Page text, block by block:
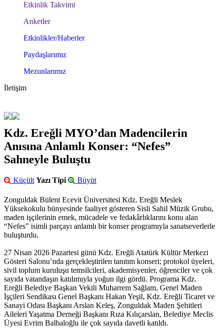
Etkinlik Takvimi
Anketler
Etkinlikler/Haberler
Paydaşlarımız
Mezunlarımız
İletişim
Kdz. Ereğli MYO’dan Madencilerin
Anısına Anlamlı Konser: “Nefes”
Sahneyle Buluştu
Küçült Yazı Tipi Büyüt
Zonguldak Bülent Ecevit Üniversitesi Kdz. Ereğli Meslek
Yüksekokulu bünyesinde faaliyet gösteren Sisli Sahil Müzik Grubu,
maden işçilerinin emek, mücadele ve fedakârlıklarını konu alan
“Nefes” isimli parçayı anlamlı bir konser programıyla sanatseverlerle
buluşturdu.
27 Nisan 2026 Pazartesi günü Kdz. Ereğli Atatürk Kültür Merkezi
Gösteri Salonu’nda gerçekleştirilen tanıtım konseri; protokol üyeleri,
sivil toplum kuruluşu temsilcileri, akademisyenler, öğrenciler ve çok
sayıda vatandaşın katılımıyla yoğun ilgi gördü. Programa Kdz.
Ereğli Belediye Başkan Vekili Muharrem Sağlam, Genel Maden
İşçileri Sendikası Genel Başkanı Hakan Yeşil, Kdz. Ereğli Ticaret ve
Sanayi Odası Başkanı Arslan Keleş, Zonguldak Maden Şehitleri
Aileleri Yaşatma Derneği Başkanı Rıza Kılıçarslan, Belediye Meclis
Üyesi Evrim Balbaloğlu ile çok sayıda davetli katıldı.